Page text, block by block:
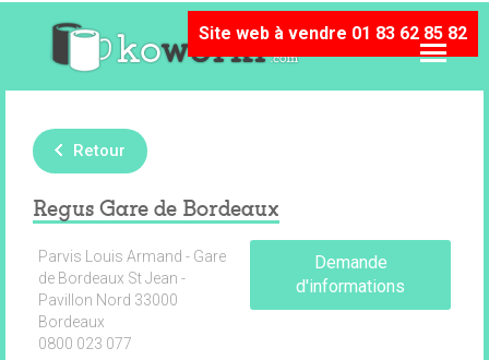
Site web à vendre 01 83 62 85 82
Retour
Regus Gare de Bordeaux
Parvis Louis Armand - Gare
de Bordeaux St Jean -
Pavillon Nord 33000
Bordeaux
0800 023 077
Demande
d'informations